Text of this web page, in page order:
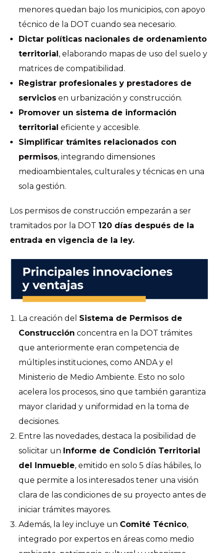
menores quedan bajo los municipios, con apoyo
técnico de la DOT cuando sea necesario.
Dictar políticas nacionales de ordenamiento
territorial, elaborando mapas de uso del suelo y
matrices de compatibilidad.
Registrar profesionales y prestadores de
servicios en urbanización y construcción.
Promover un sistema de información
territorial eficiente y accesible.
Simplificar trámites relacionados con
permisos, integrando dimensiones
medioambientales, culturales y técnicas en una
sola gestión.
Los permisos de construcción empezarán a ser
tramitados por la DOT 120 días después de la
entrada en vigencia de la ley.
La creación del Sistema de Permisos de
Construcción concentra en la DOT trámites
que anteriormente eran competencia de
múltiples instituciones, como ANDA y el
Ministerio de Medio Ambiente. Esto no solo
acelera los procesos, sino que también garantiza
mayor claridad y uniformidad en la toma de
decisiones.
Entre las novedades, destaca la posibilidad de
solicitar un Informe de Condición Territorial
del Inmueble, emitido en solo 5 días hábiles, lo
que permite a los interesados tener una visión
clara de las condiciones de su proyecto antes de
iniciar trámites mayores.
Además, la ley incluye un Comité Técnico,
integrado por expertos en áreas como medio